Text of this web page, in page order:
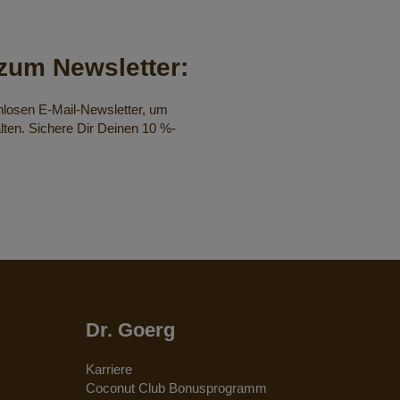
Newsletter:
E-Mail-Newsletter, um
Sichere Dir Deinen 10 %-
Dr. Goerg
Karriere
Coconut Club Bonusprogramm